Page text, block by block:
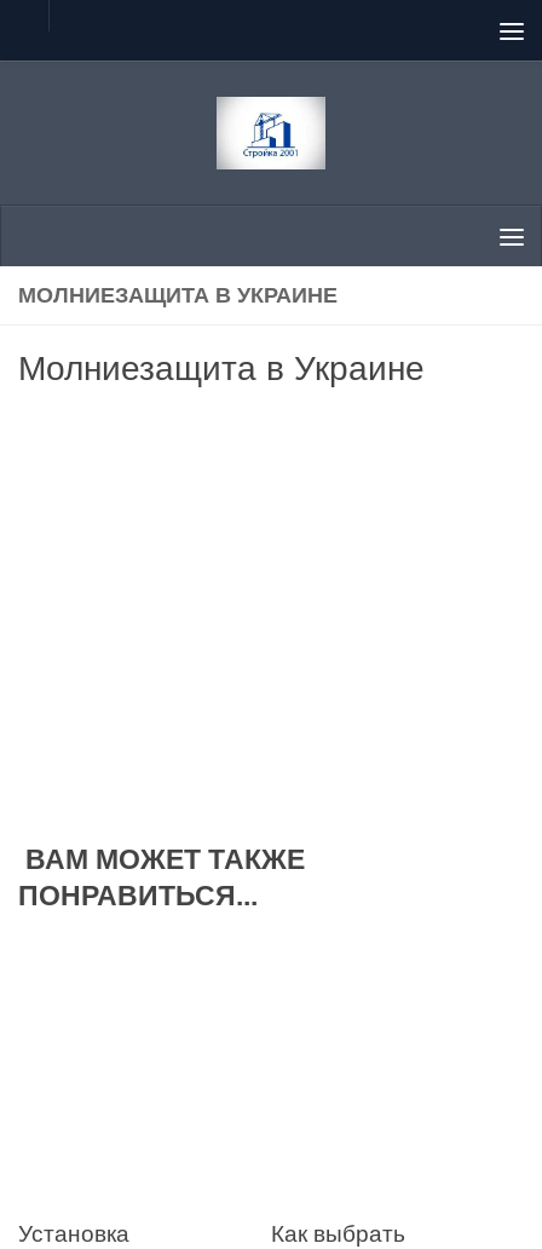
Перейти к содержимому
МОЛНИЕЗАЩИТА В УКРАИНЕ
Молниезащита в Украине
ВАМ МОЖЕТ ТАКЖЕ
ПОНРАВИТЬСЯ...
Установка
Как выбрать